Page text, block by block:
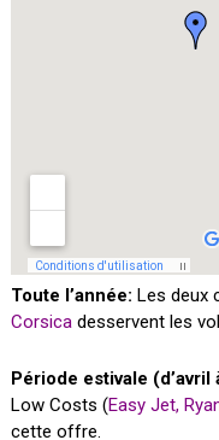
Toute l’année: Les deux
Corsicadesservent les
Période estivale (d’avril
Low Costs (Easy Jet,
cette offre.